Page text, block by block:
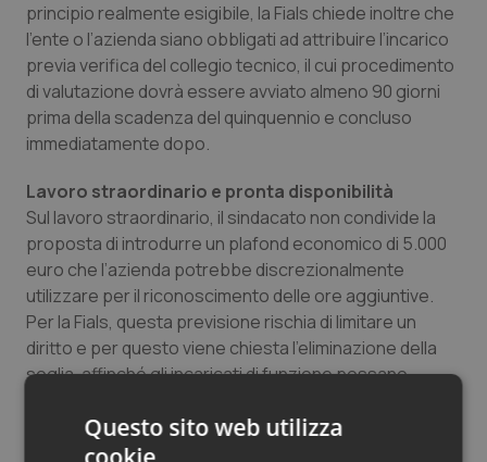
principio realmente esigibile, la Fials chiede inoltre che
l’ente o l’azienda siano obbligati ad attribuire l’incarico
previa verifica del collegio tecnico, il cui procedimento
di valutazione dovrà essere avviato almeno 90 giorni
prima della scadenza del quinquennio e concluso
immediatamente dopo.
Lavoro straordinario e pronta disponibilità
Sul lavoro straordinario, il sindacato non condivide la
proposta di introdurre un plafond economico di 5.000
euro che l’azienda potrebbe discrezionalmente
utilizzare per il riconoscimento delle ore aggiuntive.
Per la Fials, questa previsione rischia di limitare un
diritto e per questo viene chiesta l’eliminazione della
soglia, affinché gli incaricati di funzione possano
straordinario o i riposi compensativi. Rimane inoltre per
il sindacato imprescindibile che non venga introdotta
Questo sito web utilizza